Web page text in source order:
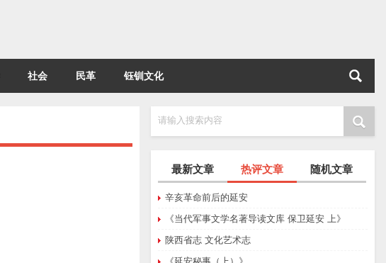
社会 民革 钰钏文化
请输入搜索内容
最新文章 热评文章 随机文章
辛亥革命前后的延安
《当代军事文学名著导读文库 保卫延安 上》
陕西省志 文化艺术志